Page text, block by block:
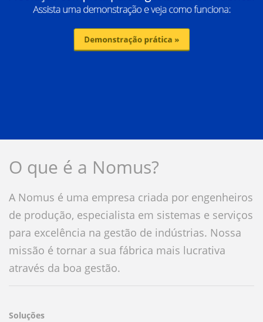
O que é a Nomus?
A Nomus é uma empresa criada por engenheiros
de produção, especialista em sistemas e serviços
para excelência na gestão de indústrias. Nossa
missão é tornar a sua fábrica mais lucrativa
através da boa gestão.
Soluções